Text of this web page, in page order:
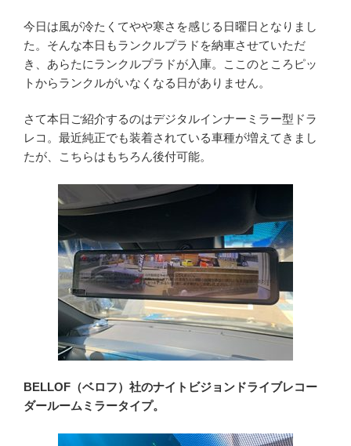
今日は風が冷たくてやや寒さを感じる日曜日となりまし
た。そんな本日もランクルプラドを納車させていただ
き、あらたにランクルプラドが入庫。ここのところピッ
トからランクルがいなくなる日がありません。
さて本日ご紹介するのはデジタルインナーミラー型ドラ
レコ。最近純正でも装着されている車種が増えてきまし
たが、こちらはもちろん後付可能。
BELLOF（ベロフ）社のナイトビジョンドライブレコー
ダールームミラータイプ。